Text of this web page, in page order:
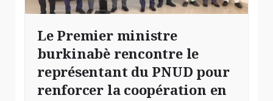
Le Premier ministre
burkinabè rencontre le
représentant du PNUD pour
renforcer la coopération en